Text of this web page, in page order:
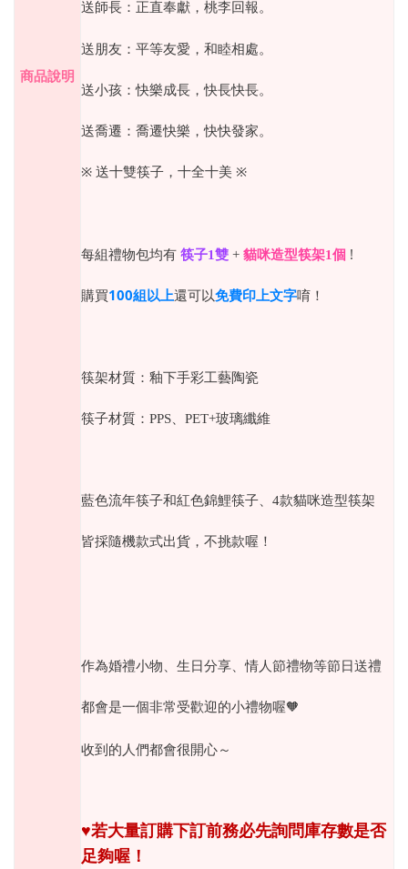
商品說明
送師長：正直奉獻，桃李回報。
送朋友：平等友愛，和睦相處。
送小孩：快樂成長，快長快長。
送喬遷：喬遷快樂，快快發家。
※ 送十雙筷子，十全十美 ※
每組禮物包均有 筷子1雙 + 貓咪造型筷架1個 !
購買100組以上還可以免費印上文字唷！
筷架材質：釉下手彩工藝陶瓷
筷子材質： PPS PET+玻璃纖維
藍色流年筷子和紅色錦鯉筷子、 4款貓咪造型筷架
皆採隨機款式出貨，不挑款喔！
作為婚禮小物、生日分享、情人節禮物等節日送禮
都會是一個非常受歡迎的小禮物喔🧡
收到的人們都會很開心～
♥︎若大量訂購下訂前務必先詢問庫存數是否
足夠喔！